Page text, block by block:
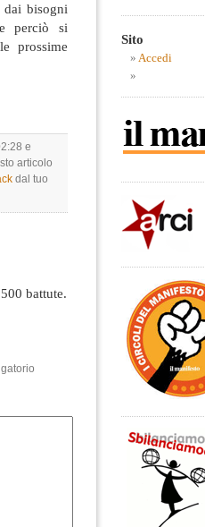
dai bisogni
perciò si
prossime
e
articolo
dal tuo
battute.
Sito
Accedi